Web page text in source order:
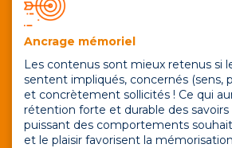
Ancrage mémoriel
Les contenus sont mieux retenus si
sentent impliqués, concernés (sens,
et concrètement sollicités ! Ce qui
rétention forte et durable des
puissant des comportements
et le plaisir favorisent la